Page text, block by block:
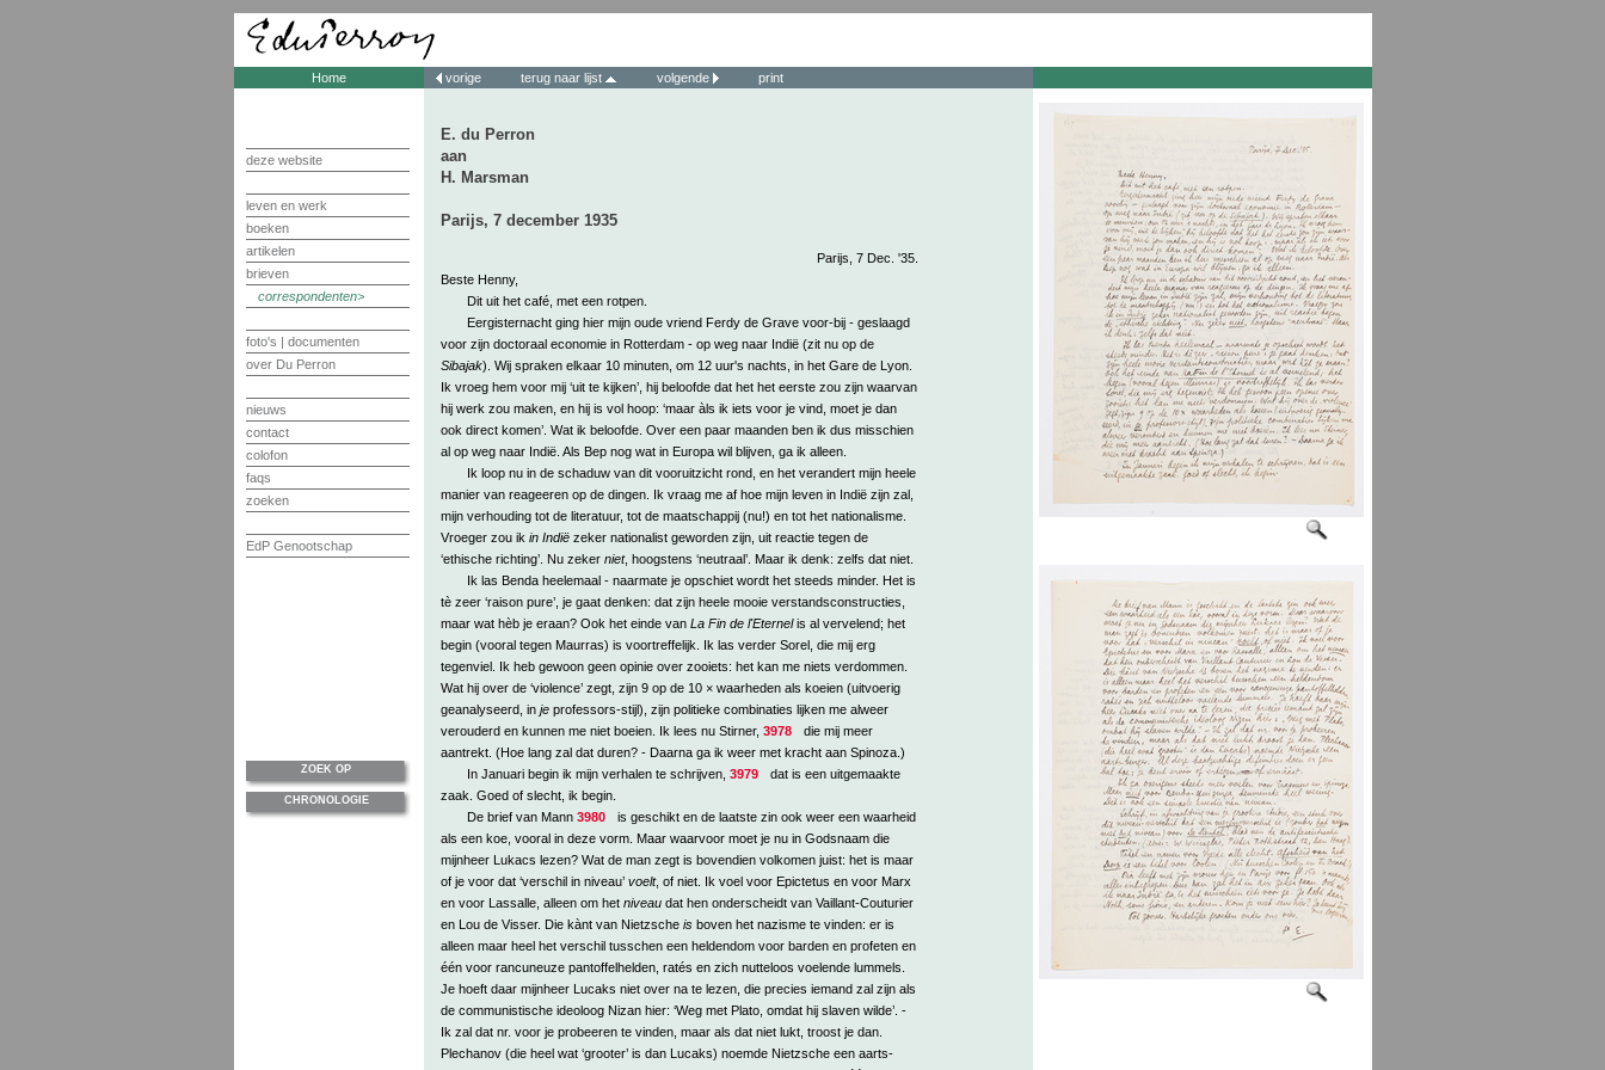
Home
deze website
leven en werk
boeken
artikelen
brieven
correspondenten
foto's | documenten
over Du Perron
nieuws
contact
colofon
faqs
zoeken
EdP Genootschap
vorige terug naar lijst volgende print
E. du Perron
aan
H. Marsman
Parijs, 7 december 1935
Parijs, 7 Dec. '35.
Beste Henny,
Dit uit het café, met een rotpen.
Eergisternacht ging hier mijn oude vriend Ferdy de Grave voor-bij - geslaagd
voor zijn doctoraal economie in Rotterdam - op weg naar Indië (zit nu op de
Sibajak). Wij spraken elkaar 10 minuten, om 12 uur's nachts, in het Gare de Lyon.
Ik vroeg hem voor mij ‘uit te kijken’, hij beloofde dat het het eerste zou zijn waarvan
hij werk zou maken, en hij is vol hoop: ‘maar àls ik iets voor je vind, moet je dan
ook direct komen’. Wat ik beloofde. Over een paar maanden ben ik dus misschien
al op weg naar Indië. Als Bep nog wat in Europa wil blijven, ga ik alleen.
Ik loop nu in de schaduw van dit vooruitzicht rond, en het verandert mijn heele
manier van reageeren op de dingen. Ik vraag me af hoe mijn leven in Indië zijn zal,
mijn verhouding tot de literatuur, tot de maatschappij (nu!) en tot het nationalisme.
Vroeger zou ik in Indiëzeker nationalist geworden zijn, uit reactie tegen de
‘ethische richting’. Nu zeker niet, hoogstens ‘neutraal’. Maar ik denk: zelfs dat niet.
Ik las Benda heelemaal - naarmate je opschiet wordt het steeds minder. Het is
tè zeer ‘raison pure’, je gaat denken: dat zijn heele mooie verstandsconstructies,
maar wat hèb je eraan? Ook het einde van La Fin de l'Eternelis al vervelend; het
begin (vooral tegen Maurras) is voortreffelijk. Ik las verder Sorel, die mij erg
tegenviel. Ik heb gewoon geen opinie over zooiets: het kan me niets verdommen.
Wat hij over de ‘violence’ zegt, zijn 9 op de 10 × waarheden als koeien (uitvoerig
geanalyseerd, in jeprofessors-stijl), zijn politieke combinaties lijken me alweer
verouderd en kunnen me niet boeien. Ik lees nu Stirner, 3978
die mij meer
aantrekt. (Hoe lang zal dat duren? - Daarna ga ik weer met kracht aan Spinoza.)
In Januari begin ik mijn verhalen te schrijven, 3979
dat is een uitgemaakte
zaak. Goed of slecht, ik begin.
De brief van Mann 3980
is geschikt en de laatste zin ook weer een waarheid
als een koe, vooral in deze vorm. Maar waarvoor moet je nu in Godsnaam die
mijnheer Lukacs lezen? Wat de man zegt is bovendien volkomen juist: het is maar
of je voor dat ‘verschil in niveau’ voelt, of niet. Ik voel voor Epictetus en voor Marx
en voor Lassalle, alleen om het niveaudat hen onderscheidt van Vaillant-Couturier
en Lou de Visser. Die kànt van Nietzsche isboven het nazisme te vinden: er is
alleen maar heel het verschil tusschen een heldendom voor barden en profeten en
één voor rancuneuze pantoffelhelden, ratés en zich nutteloos voelende lummels.
Je hoeft daar mijnheer Lucaks niet over na te lezen, die precies iemand zal zijn als
de communistische ideoloog Nizan hier: ‘Weg met Plato, omdat hij slaven wilde’. -
Ik zal dat nr. voor je probeeren te vinden, maar als dat niet lukt, troost je dan.
Plechanov (die heel wat ‘grooter’ is dan Lucaks) noemde Nietzsche een aarts-
ZOEK OP
CHRONOLOGIE